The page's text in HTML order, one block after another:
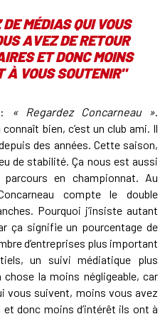
MÉDIAS QUI VOUS
AVEZ DE RETOUR
ET DONC MOINS
À VOUS SOUTENIR"
« Regardez Concarneau ».
connaît bien, c’est un club ami. Il
des années. Cette saison,
de stabilité. Ça nous est aussi
en championnat. Au
compte le double
Pourquoi j’insiste autant
ça signifie un pourcentage de
d’entreprises plus important
un suivi médiatique plus
la moins négligeable, car
vous suivent, moins vous avez
donc moins d’intérêt ils ont à